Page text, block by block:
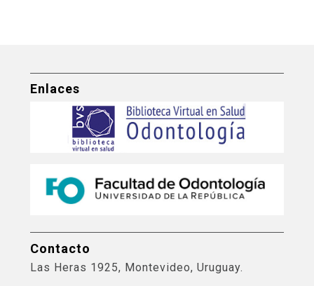
Enlaces
Contacto
Las Heras 1925, Montevideo, Uruguay.